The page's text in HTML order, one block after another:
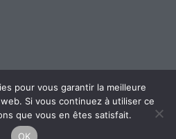
pour vous garantir la meilleure
Si vous continuez à utiliser ce
que vous en êtes satisfait.
OK